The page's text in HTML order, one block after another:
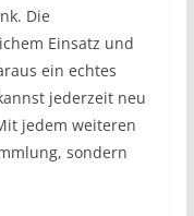
Die
Einsatz und
ein echtes
jederzeit neu
jedem weiteren
sondern